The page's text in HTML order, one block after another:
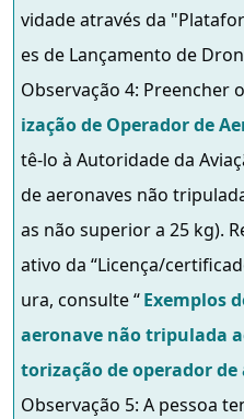
vidade através da
es de Lançamento de
Observação 4: Preencher
ização de Operador de
tê-lo à Autoridade da
de aeronaves não
as não superior a 25 kg).
ativo da “Licença/
ura, consulte “Exemplos
aeronave não tripulada
torização de operador
Observação 5: A pessoa